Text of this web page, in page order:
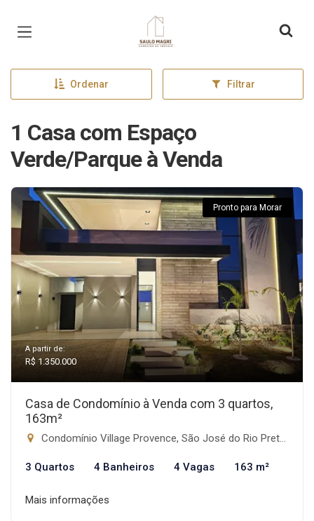
Página inicial
Ordenar Filtrar
1 Casa com Espaço
Verde/Parque à Venda
Pronto para Morar
A partir de:
R$ 1.350.000
Casa de Condomínio à Venda com 3 quartos,
163m²
Condomínio Village Provence, São José do Rio Preto-SP
3 Quartos 4 Banheiros 4 Vagas 163 m²
Mais informações